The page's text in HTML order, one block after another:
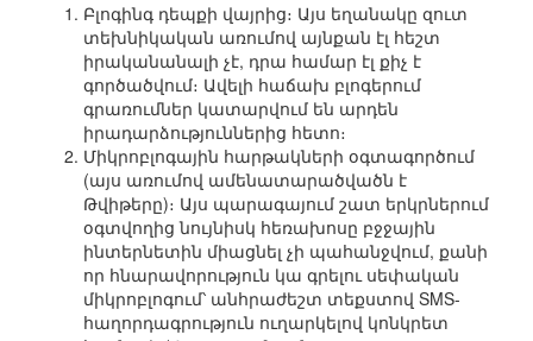
Բլոգինգ դեպքի վայրից։ Այս եղանակը զուտ
տեխնիկական առումով այնքան էլ հեշտ
իրականանալի չէ, դրա համար էլ քիչ է
գործածվում։ Ավելի հաճախ բլոգերում
գրառումներ կատարվում են արդեն
իրադարձություններից հետո։
Միկրոբլոգային հարթակների օգտագործում
(այս առումով ամենատարածվածն է
Թվիթերը)։ Այս պարագայում շատ երկրներում
օգտվողից նույնիսկ հեռախոսը բջջային
ինտերնետին միացնել չի պահանջվում, քանի
որ հնարավորություն կա գրելու սեփական
միկրոբլոգում՝ անհրաժեշտ տեքստով SMS-
հաղորդագրություն ուղարկելով կոնկրետ